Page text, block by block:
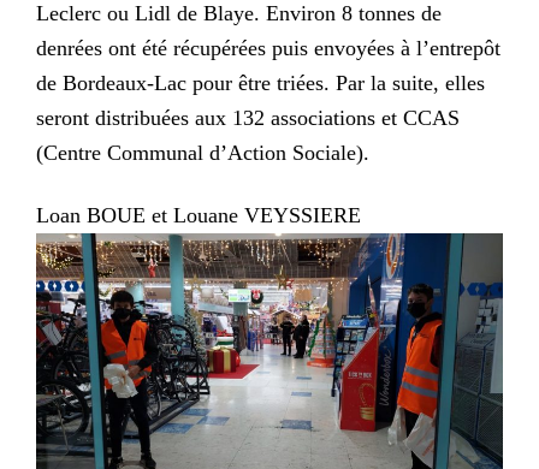
Leclerc ou Lidl de Blaye. Environ 8 tonnes de
denrées ont été récupérées puis envoyées à l’entrepôt
de Bordeaux-Lac pour être triées. Par la suite, elles
seront distribuées aux 132 associations et CCAS
(Centre Communal d’Action Sociale).
Loan BOUE et Louane VEYSSIERE